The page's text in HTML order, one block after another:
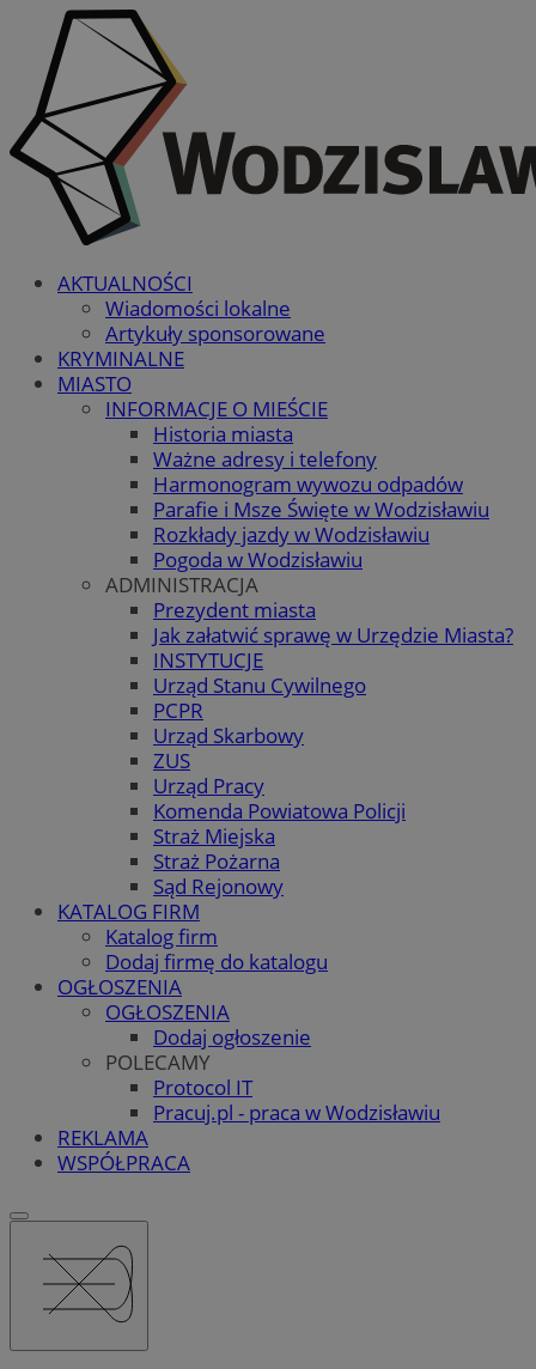
AKTUALNOŚCI
Wiadomości lokalne
Artykuły sponsorowane
KRYMINALNE
MIASTO
INFORMACJE O MIEŚCIE
Historia miasta
Ważne adresy i telefony
Harmonogram wywozu odpadów
Parafie i Msze Święte w Wodzisławiu
Rozkłady jazdy w Wodzisławiu
Pogoda w Wodzisławiu
ADMINISTRACJA
Prezydent miasta
Jak załatwić sprawę w Urzędzie Miasta?
INSTYTUCJE
Urząd Stanu Cywilnego
PCPR
Urząd Skarbowy
ZUS
Urząd Pracy
Komenda Powiatowa Policji
Straż Miejska
Straż Pożarna
Sąd Rejonowy
KATALOG FIRM
Katalog firm
Dodaj firmę do katalogu
OGŁOSZENIA
OGŁOSZENIA
Dodaj ogłoszenie
POLECAMY
Protocol IT
Pracuj.pl - praca w Wodzisławiu
REKLAMA
WSPÓŁPRACA